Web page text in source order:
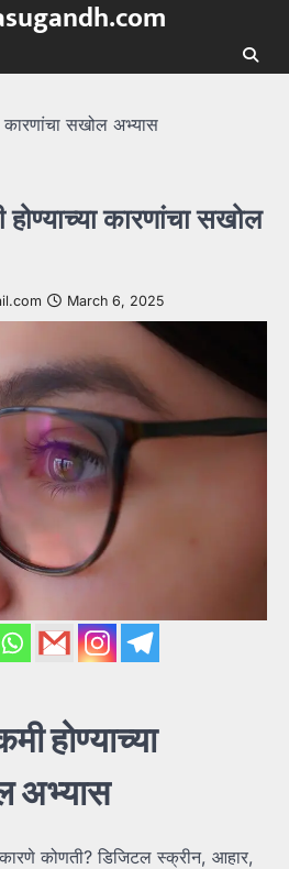
कारणांचा सखोल अभ्यास
होण्याच्या कारणांचा सखोल
March 6, 2025
होण्याच्या
अभ्यास
कारणे कोणती? डिजिटल स्क्रीन, आहार,